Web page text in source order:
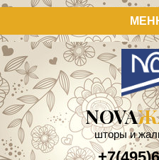
NOVA
шторы и